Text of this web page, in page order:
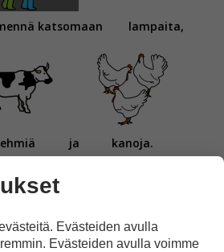
katsomaan lampaita,
ja kanoja.
Evästeiden avulla
Evästeiden avulla voimme